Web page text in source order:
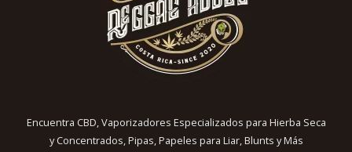
Encuentra CBD, Vaporizadores Especializados para Hierba Seca
y Concentrados, Pipas, Papeles para Liar, Blunts y Más